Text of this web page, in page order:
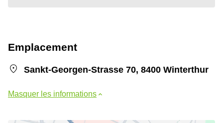
Emplacement
Sankt-Georgen-Strasse 70, 8400 Winterthur
Masquer les informations